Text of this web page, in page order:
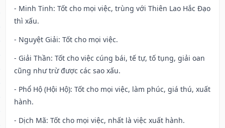
- Minh Tinh: Tốt cho mọi việc, trùng với Thiên Lao Hắc Đạo
thì xấu.
- Nguyệt Giải: Tốt cho mọi việc.
- Giải Thần: Tốt cho việc cúng bái, tế tự, tố tụng, giải oan
cũng như trừ được các sao xấu.
- Phổ Hộ (Hội Hộ): Tốt cho mọi việc, làm phúc, giá thú, xuất
hành.
- Dịch Mã: Tốt cho mọi việc, nhất là việc xuất hành.